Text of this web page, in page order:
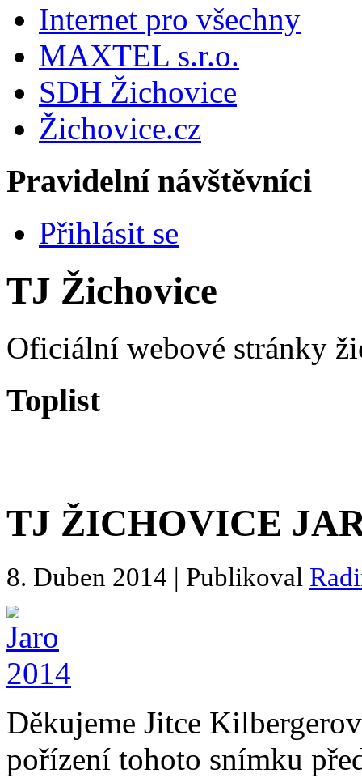
Internet pro všechny
MAXTEL s.r.o.
SDH Žichovice
Žichovice.cz
Pravidelní návštěvníci
Přihlásit se
TJ Žichovice
Oficiální webové stránky
Toplist
TJ ŽICHOVICE
8. Duben 2014 | Publikoval
Děkujeme Jitce
pořízení tohoto snímku